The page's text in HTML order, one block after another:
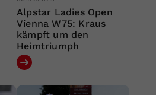
Alpstar Ladies Open
Vienna W75: Kraus
kämpft um den
Heimtriumph